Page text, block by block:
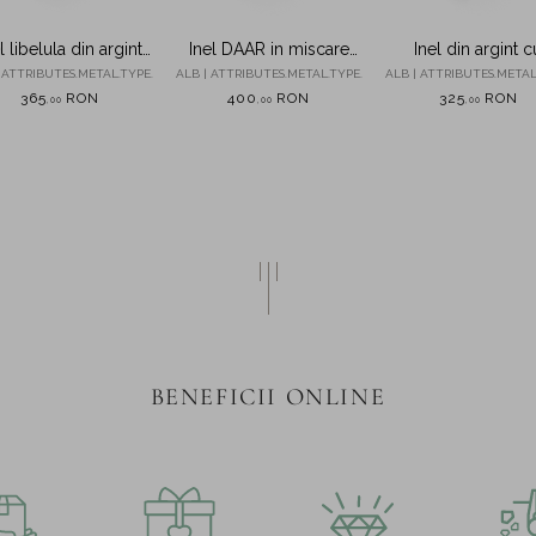
libelula din argint
perle sintetice si
365 00 RON
Inel DAAR in miscare
din argint cu diamante
laborator
ALB | ATTRIBUTES.METAL.TYPE.
400 ,00 RON
Inel din argint
zirconii albe si
ALB |
325 00 RON
BENEFICII ONLINE